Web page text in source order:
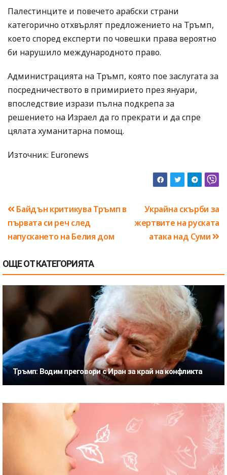
Палестинците и повечето арабски страни
категорично отхвърлят предложението на Тръмп,
което според експерти по човешки права вероятно
би нарушило международното право.
Администрацията на Тръмп, която пое заслугата за
посредничеството в примирието през януари,
впоследствие изрази пълна подкрепа за
решението на Израел да го прекрати и да спре
цялата хуманитарна помощ.
Източник: Euronews
Навигация
Украйна скърби за
жертвите на руската
атака над Суми
Байдън критикува Тръмп в
първата си реч след
напускането на Белия дом
ОЩЕ ОТ КАТЕГОРИЯТА
Тръмп: Водим преговори с Иран за край на конфликта